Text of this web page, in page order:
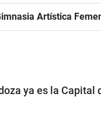
Artística
ya es la Capital